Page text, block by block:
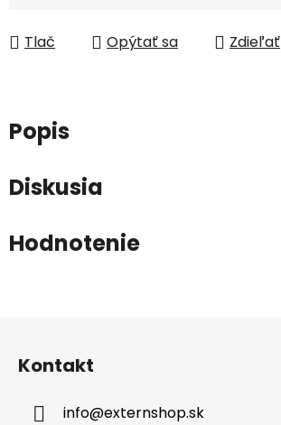
Tlač Opýtať sa Zdieľať
Popis
Diskusia
Hodnotenie
Kontakt
info@externshop.sk